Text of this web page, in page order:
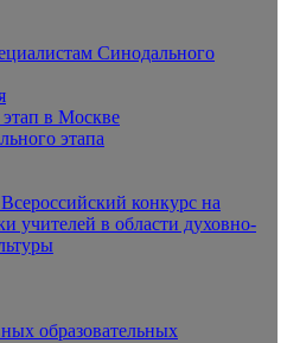
Синодального
в Москве
этапа
конкурс на
учителей в области духовно-
образовательных